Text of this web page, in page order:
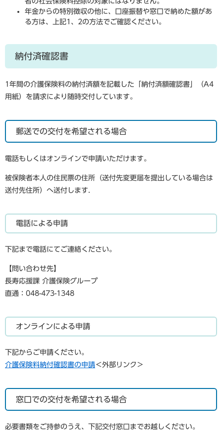
年金からの特別徴収の他に、口座振替や窓口で納めた額があ
る方は、上記1、2の方法でご確認ください。
納付済確認書
1年間の介護保険料の納付済額を記載した「納付済額確認書」（A4
用紙）を請求により随時交付しています。
郵送での交付を希望される場合
電話もしくはオンラインで申請いただけます。
被保険者本人の住民票の住所（送付先変更届を提出している場合は
送付先住所）へ送付します.
電話による申請
下記まで電話にてご連絡ください。
【問い合わせ先】
長寿応援課 介護保険グループ
直通：048-473-1348
オンラインによる申請
下記からご申請ください。
介護保険料納付確認書の申請＜外部リンク＞
窓口での交付を希望される場合
必要書類をご持参のうえ、下記交付窓口までお越しください。